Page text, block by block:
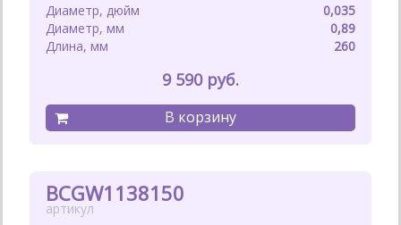
0,035
0,89
260
9 590
BCGW1138150